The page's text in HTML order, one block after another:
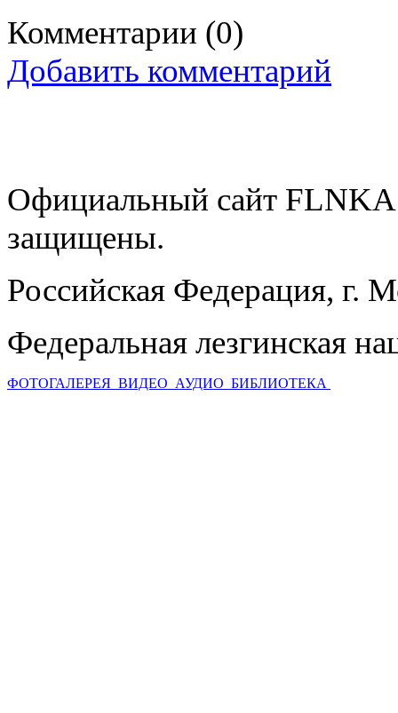
Комментарии (0)
Добавить комментарий
Официальный сайт
защищены.
Российская Федерация, г.
Федеральная лезгинская
ФОТОГАЛЕРЕЯ ВИДЕО АУДИО БИБЛИОТЕКА